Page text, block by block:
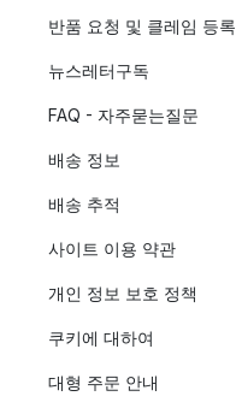
반품 요청 및 클레임 등록
뉴스레터구독
FAQ - 자주묻는질문
배송 정보
배송 추적
사이트 이용 약관
개인 정보 보호 정책
쿠키에 대하여
대형 주문 안내